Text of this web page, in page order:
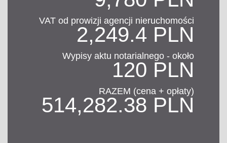
VAT od prowizji agencji nieruchomości
2,249.4 PLN
Wypisy aktu notarialnego - około
120 PLN
RAZEM (cena + opłaty)
514,282.38 PLN